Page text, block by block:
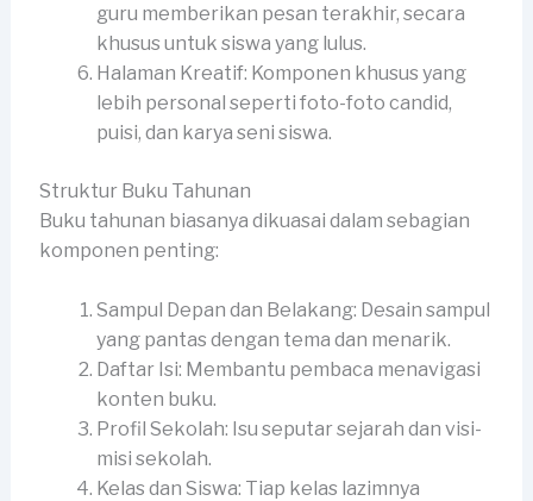
guru memberikan pesan terakhir, secara
khusus untuk siswa yang lulus.
Halaman Kreatif: Komponen khusus yang
lebih personal seperti foto-foto candid,
puisi, dan karya seni siswa.
Struktur Buku Tahunan
Buku tahunan biasanya dikuasai dalam sebagian
komponen penting:
Sampul Depan dan Belakang: Desain sampul
yang pantas dengan tema dan menarik.
Daftar Isi: Membantu pembaca menavigasi
konten buku.
Profil Sekolah: Isu seputar sejarah dan visi-
misi sekolah.
Kelas dan Siswa: Tiap kelas lazimnya